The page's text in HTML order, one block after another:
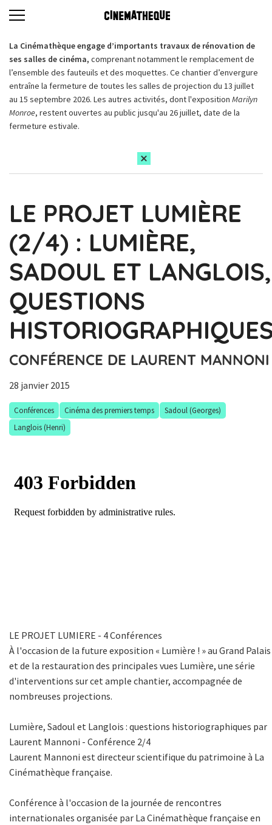
La Cinémathèque engage d’importants travaux de rénovation de
ses salles de cinéma, comprenant notamment le remplacement de
l’ensemble des fauteuils et des moquettes. Ce chantier d’envergure
entraîne la fermeture de toutes les salles de projection du 13 juillet
au 15 septembre 2026. Les autres activités, dont l'exposition Marilyn
Monroe, restent ouvertes au public jusqu'au 26 juillet, date de la
fermeture estivale.
LE PROJET LUMIÈRE
(2/4) : LUMIÈRE,
SADOUL ET LANGLOIS,
QUESTIONS
CONFÉRENCE DE LAURENT MANNONI
28 janvier 2015
Conférences Cinéma des premiers temps
Sadoul (Georges)
Langlois (Henri)
LE PROJET LUMIERE - 4 Conférences
À l'occasion de la future exposition « Lumière ! » au Grand Palais
et de la restauration des principales vues Lumière, une série
d'interventions sur cet ample chantier, accompagnée de
nombreuses projections.
Lumière, Sadoul et Langlois : questions historiographiques par
Laurent Mannoni - Conférence 2/4
Laurent Mannoni est directeur scientifique du patrimoine à La
Cinémathèque française.
Conférence à l'occasion de la journée de rencontres
internationales organisée par La Cinémathèque française en